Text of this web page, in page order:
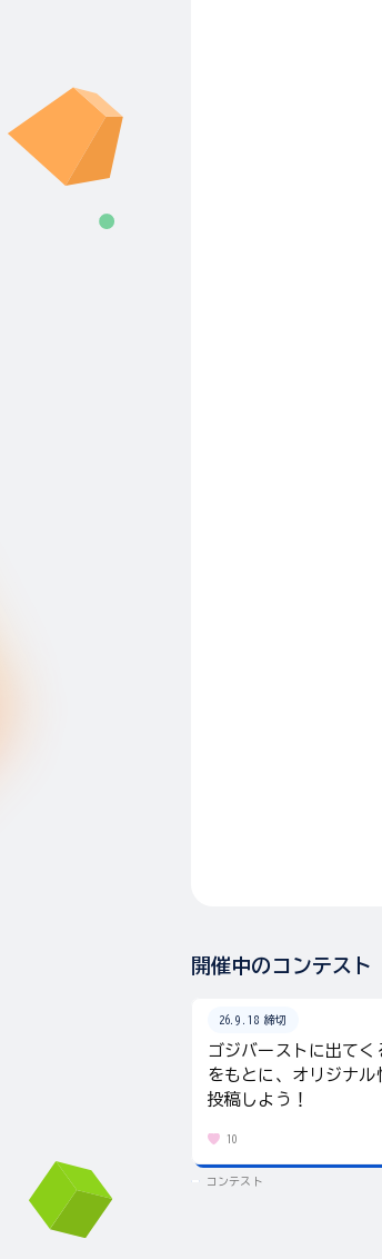
開催中のコンテスト
26.9.18 締切
ゴジバーストに出てく
をもとに、オリジナル
投稿しよう！
10
コンテスト